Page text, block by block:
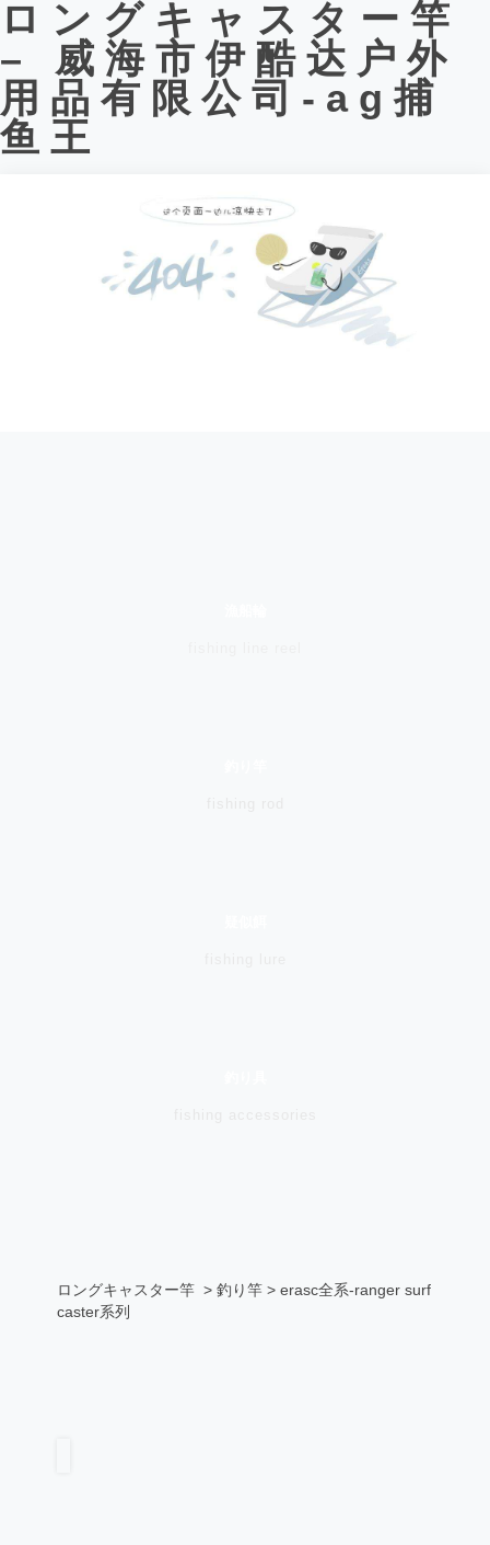
ロングキャスター竿
– 威海市伊酷达户外
用品有限公司-ag捕
鱼王
ロングキャスター竿 > 釣り竿 > erasc全系-ranger surf
caster系列